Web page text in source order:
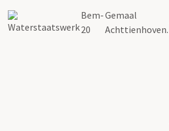
Bem-
20
Gemaal
Achttienhoven.